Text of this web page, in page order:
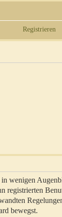
Registrieren
in wenigen
registrierten
bewegst.